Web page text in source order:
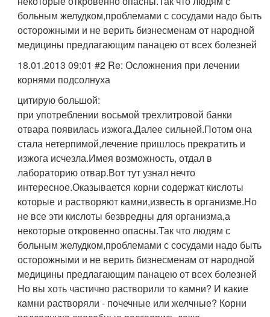
больным желудком,проблемами с сосудами надо быть
осторожными и не верить бизнесменам от народной
медицины предлагающим панацею от всех болезней
18.01.2013 09:01 #2 Re: Осложнения при лечении
корнями подсолнуха
цитирую большой:
при употреблении восьмой трехлитровой банки
отвара появилась изжога.Далее сильней.Потом она
стала нетерпимой,лечение пришлось прекратить и
изжога исчезла.Имея возможность, отдал в
лабораторию отвар.Вот тут узнал нечто
интересное.Оказывается корни содержат кислоты
которые и растворяют камни,известь в организме.Но
не все эти кислоты безвредны для организма,а
некоторые откровенно опасны.Так что людям с
больным желудком,проблемами с сосудами надо быть
осторожными и не верить бизнесменам от народной
медицины предлагающим панацею от всех болезней
Но вы хоть частично растворили то камни? И какие
камни растворяли - почечные или желчные? Корни